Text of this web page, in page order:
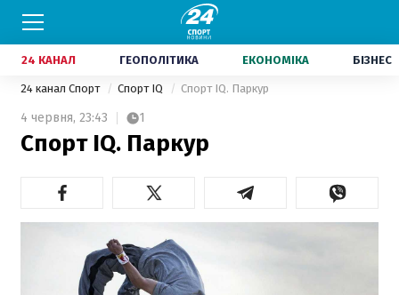
24 КАНАЛ ГЕОПОЛІТИКА ЕКОНОМІКА БІЗНЕС
24 канал Спорт Спорт IQ Спорт IQ. Паркур
4 червня, 23:43 1
Спорт IQ. Паркур